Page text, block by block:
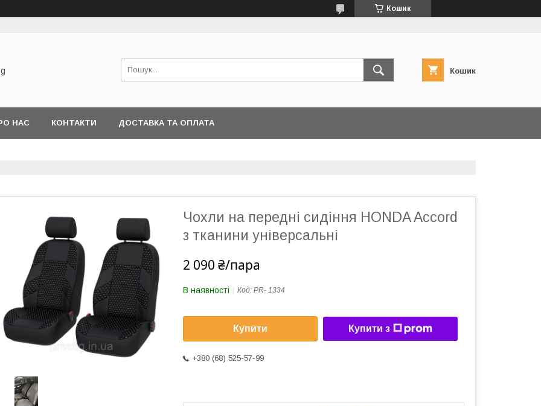
Кошик
Кошик
НАС КОНТАКТИ ДОСТАВКА ТА ОПЛАТА
Чохли на передні сидіння HONDA Accord
з тканини універсальні
2 090 ₴/пара
В наявності Код: PR- 1334
Купити Купити з
+380 (68) 525-57-99